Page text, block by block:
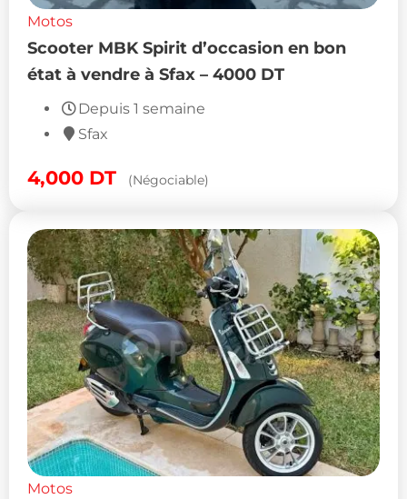
Motos
Scooter MBK Spirit d’occasion en bon
état à vendre à Sfax – 4000 DT
Depuis 1 semaine
Sfax
4,000 DT (Négociable)
Motos